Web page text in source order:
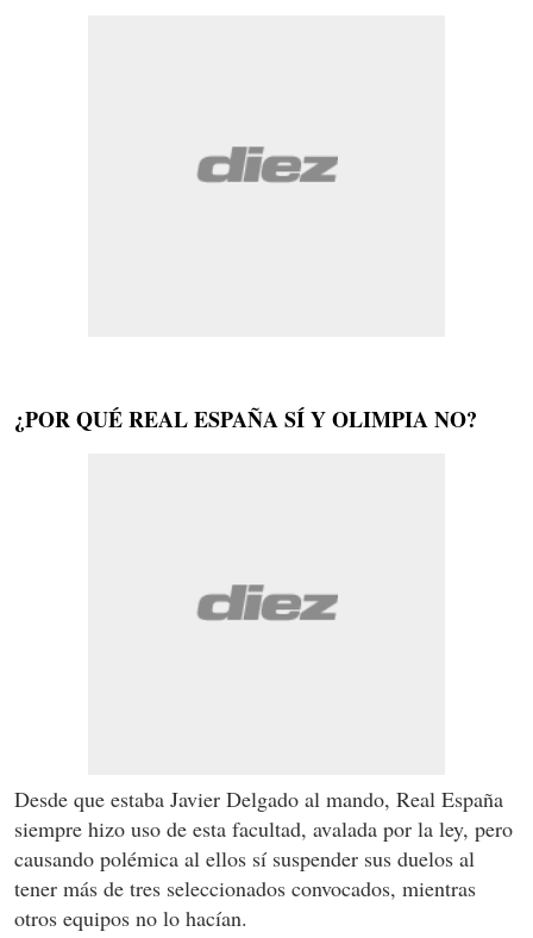
¿POR QUÉ REAL ESPAÑA SÍ Y OLIMPIA NO?
Desde que estaba Javier Delgado al mando, Real España
siempre hizo uso de esta facultad, avalada por la ley, pero
causando polémica al ellos sí suspender sus duelos al
tener más de tres seleccionados convocados, mientras
otros equipos no lo hacían.